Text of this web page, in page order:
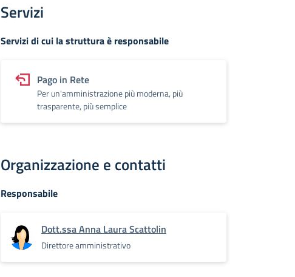
Servizi
Servizi di cui la struttura è responsabile
Pago in Rete
Per un'amministrazione più moderna, più
trasparente, più semplice
Organizzazione e contatti
Responsabile
Dott.ssa Anna Laura Scattolin
Direttore amministrativo